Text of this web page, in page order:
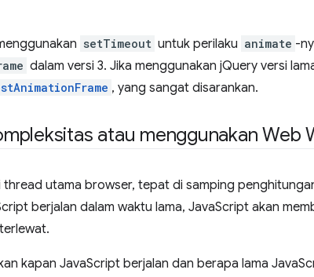
setTimeout untuk perilaku animate -
dalam versi 3. Jika menggunakan jQuery versi
, yang sangat disarankan.
atau menggunakan Web
thread utama browser, tepat di samping
berjalan dalam waktu lama, JavaScript akan
kapan JavaScript berjalan dan berapa lama